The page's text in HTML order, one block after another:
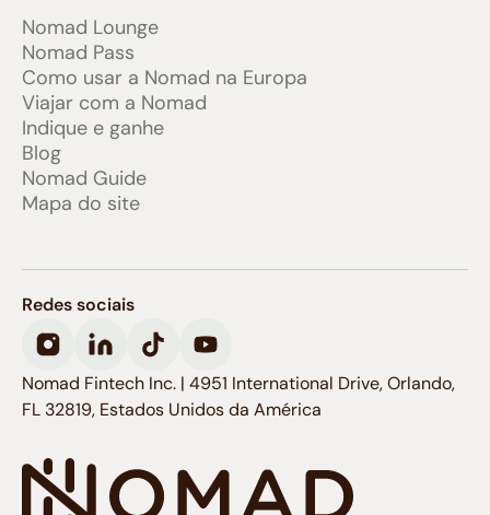
Nomad Lounge
Nomad Pass
Como usar a Nomad na Europa
Viajar com a Nomad
Indique e ganhe
Blog
Nomad Guide
Mapa do site
Redes sociais
Nomad Fintech Inc. | 4951 International Drive, Orlando,
FL 32819, Estados Unidos da América